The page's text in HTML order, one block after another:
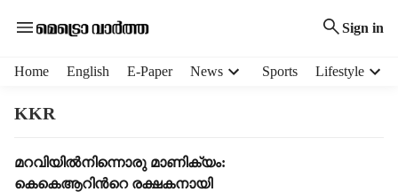
Sign in
Home English E-Paper News Sports Lifestyle
KKR
T
a
മറവിയിൽനിന്നൊരു മാണിക്യം:
കെകെആറിന്‍റെ രക്ഷകനായി